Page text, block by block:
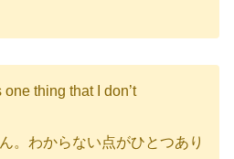
thing that I don’t
。わからない点がひとつあり